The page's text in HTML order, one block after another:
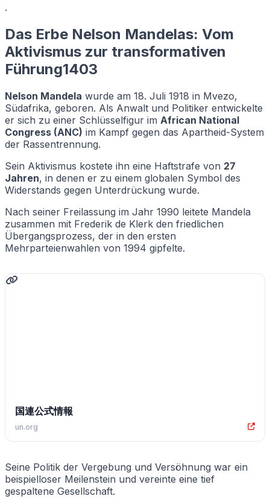
.
Das Erbe Nelson Mandelas: Vom
Aktivismus zur transformativen
Führung1403
Nelson Mandela wurde am 18. Juli 1918 in Mvezo,
Südafrika, geboren. Als Anwalt und Politiker entwickelte
er sich zu einer Schlüsselfigur im African National
Congress (ANC) im Kampf gegen das Apartheid-System
der Rassentrennung.
Sein Aktivismus kostete ihn eine Haftstrafe von 27
Jahren, in denen er zu einem globalen Symbol des
Widerstands gegen Unterdrückung wurde.
Nach seiner Freilassung im Jahr 1990 leitete Mandela
zusammen mit Frederik de Klerk den friedlichen
Übergangsprozess, der in den ersten
Mehrparteienwahlen von 1994 gipfelte.
国連公式情報
un.org
Seine Politik der Vergebung und Versöhnung war ein
beispielloser Meilenstein und vereinte eine tief
gespaltene Gesellschaft.